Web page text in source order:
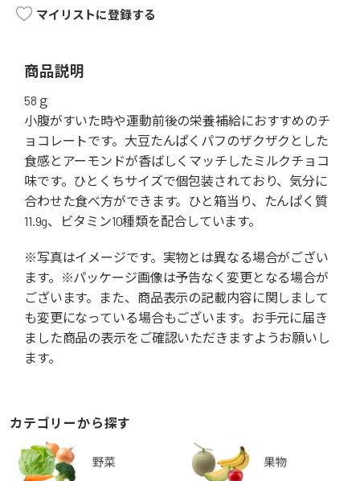
マイリストに登録する
商品説明
58ｇ
小腹がすいた時や運動前後の栄養補給におすすめのチ
ョコレートです。大豆たんぱくパフのザクザクとした
食感とアーモンドが香ばしくマッチしたミルクチョコ
味です。ひとくちサイズで個包装されており、気分に
合わせた食べ方ができます。ひと箱当り、たんぱく質
11.9g、ビタミン10種類を配合しています。
※写真はイメージです。実物とは異なる場合がござい
ます。※パッケージ画像は予告なく変更となる場合が
ございます。また、商品表示の記載内容に関しまして
も変更になっている場合もございます。お手元に届き
ました商品の表示をご確認いただきますようお願いし
ます。
カテゴリーから探す